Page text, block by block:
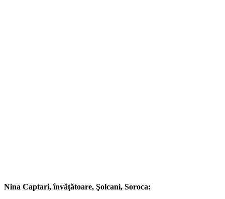
Nina Captari, învăţătoare, Şolcani, Soroca: